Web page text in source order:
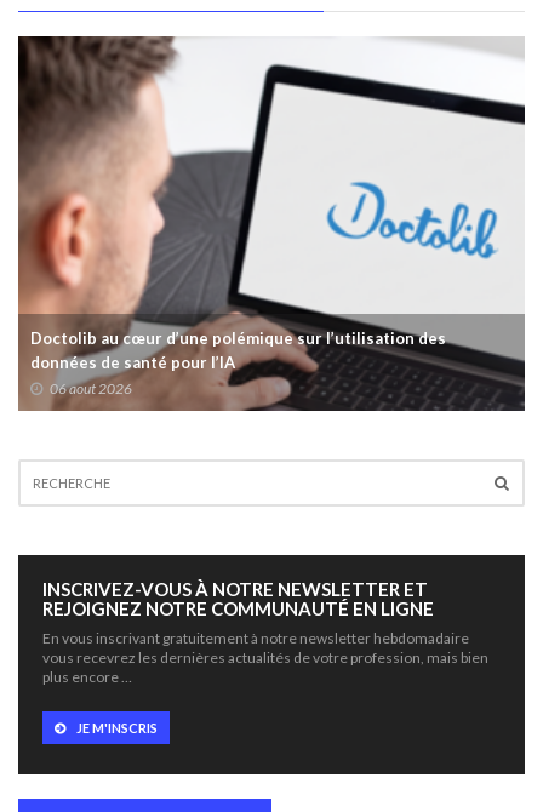
Doctolib au cœur d’une polémique sur l’utilisation des
données de santé pour l’IA
06 aout 2026
INSCRIVEZ-VOUS À NOTRE NEWSLETTER ET
REJOIGNEZ NOTRE COMMUNAUTÉ EN LIGNE
En vous inscrivant gratuitement à notre newsletter hebdomadaire
vous recevrez les dernières actualités de votre profession, mais bien
plus encore …
JE M'INSCRIS